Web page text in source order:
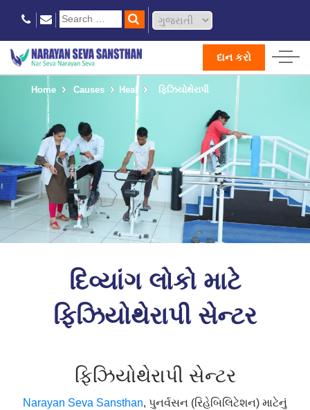
દાન કરો
Home Causes Heal ફિઝિયોથેરાપી
દિવ્યાંગ લોકો માટે
ફિઝિયોથેરાપી સેન્ટર
ફિઝિયોથેરાપી સેન્ટર
Narayan Seva Sansthan, પુનર્વસન (રિહેબિલિટેશન) માટેનું